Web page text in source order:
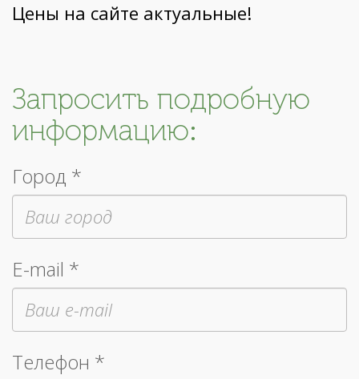
Цены на сайте актуальные!
Запросить подробную
информацию:
Город *
E-mail *
Телефон *